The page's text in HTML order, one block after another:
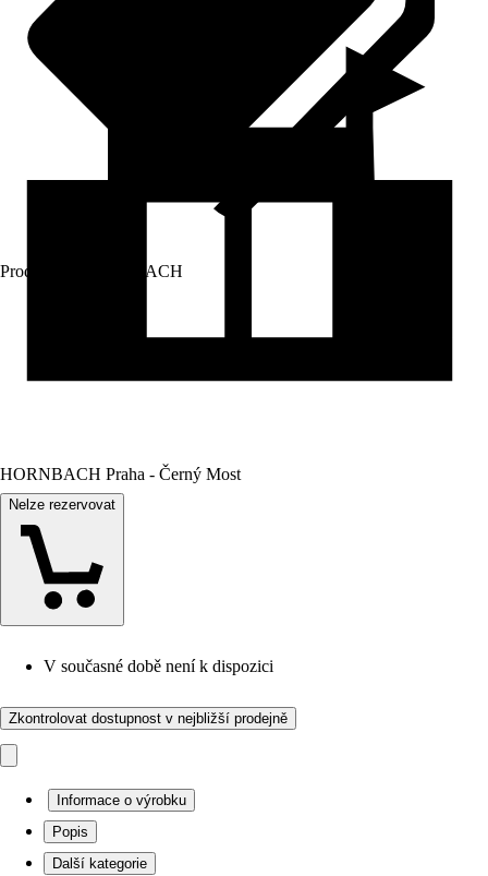
Prodej přes: HORNBACH
HORNBACH Praha - Černý Most
Nelze rezervovat
V současné době není k dispozici
Zkontrolovat dostupnost v nejbližší prodejně
Informace o výrobku
Popis
Další kategorie